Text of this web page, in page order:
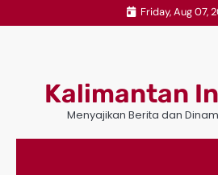
to
Friday, Aug 07,
Kalimantan
Menyajikan Berita dan